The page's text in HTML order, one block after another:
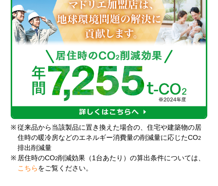
※ 従来品から当該製品に置き換えた場合の、住宅や建築物の居
住時の暖冷房などのエネルギー消費量の削減量に応じたCO2
排出削減量
※ 居住時のCO2削減効果（1台あたり）の算出条件については、
こちら をご覧ください。